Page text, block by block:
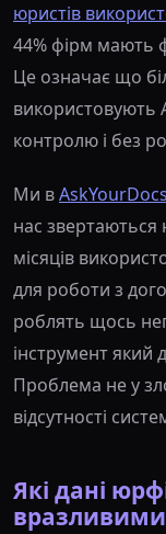
юристів
44% фірм мають
Це означає що
використовують
контролю і без
Ми вAskYourDocs
нас
місяців
для роботи з
роблять щось
інструмент
Проблема не у
відсутності
Які дані
вразливими